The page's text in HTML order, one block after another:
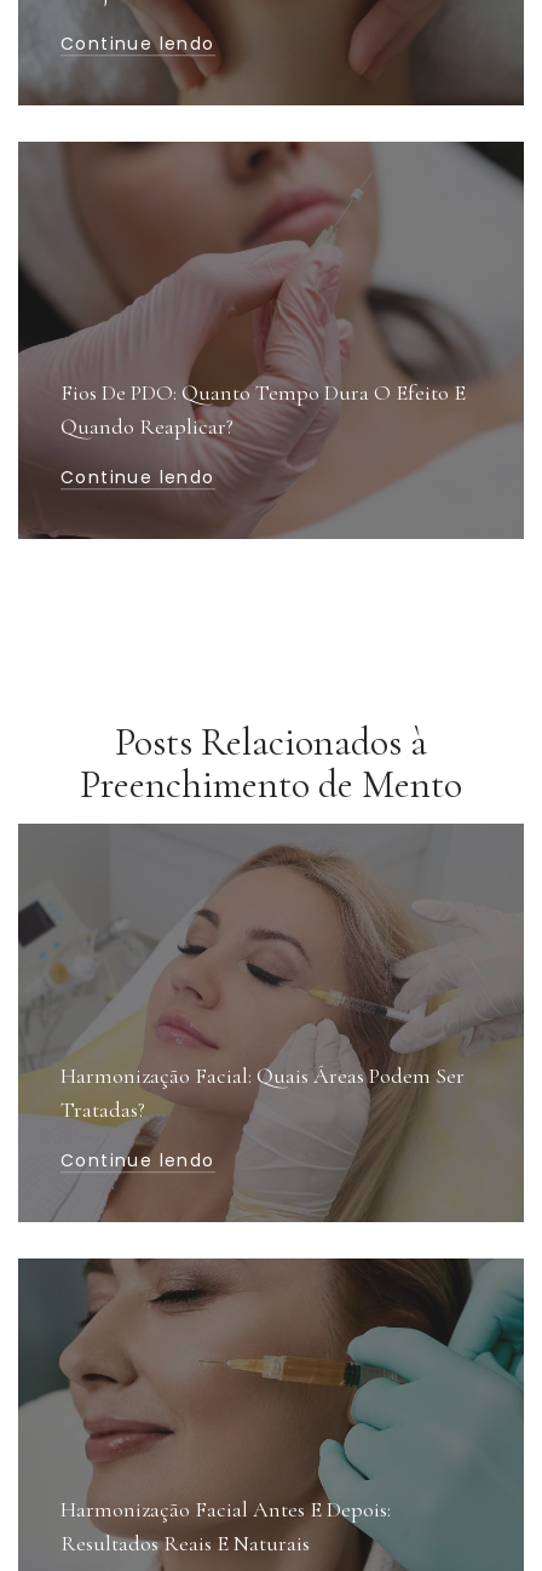
Continue lendo
Fios De PDO: Quanto Tempo Dura O Efeito E
Quando Reaplicar?
Continue lendo
Posts Relacionados à
Preenchimento de Mento
Harmonização Facial: Quais Áreas Podem Ser
Tratadas?
Continue lendo
Harmonização Facial Antes E Depois:
Resultados Reais E Naturais